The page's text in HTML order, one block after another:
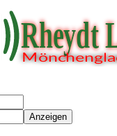
Anzeigen